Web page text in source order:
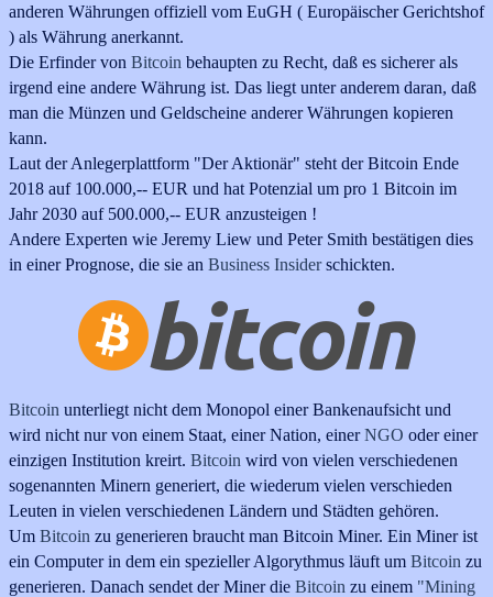
anderen Währungen offiziell vom EuGH ( Europäischer Gerichtshof
) als Währung anerkannt.
Die Erfinder von Bitcoin behaupten zu Recht, daß es sicherer als
irgend eine andere Währung ist. Das liegt unter anderem daran, daß
man die Münzen und Geldscheine anderer Währungen kopieren
kann.
Laut der Anlegerplattform "Der Aktionär" steht der Bitcoin Ende
2018 auf 100.000,-- EUR und hat Potenzial um pro 1 Bitcoin im
Jahr 2030 auf 500.000,-- EUR anzusteigen !
Andere Experten wie Jeremy Liew und Peter Smith bestätigen dies
in einer Prognose, die sie an Business Insiderschickten.
Bitcoin unterliegt nicht dem Monopol einer Bankenaufsicht und
wird nicht nur von einem Staat, einer Nation, einerNGO oder einer
einzigen Institution kreirt. Bitcoin wird von vielen verschiedenen
sogenannten Minern generiert, die wiederum vielen verschieden
Leuten in vielen verschiedenen Ländern und Städten gehören.
Um Bitcoin zu generieren braucht man Bitcoin Miner. Ein Miner ist
ein Computer in dem ein spezieller Algorythmus läuft um Bitcoin zu
generieren. Danach sendet der Miner die Bitcoin zu einem "Mining